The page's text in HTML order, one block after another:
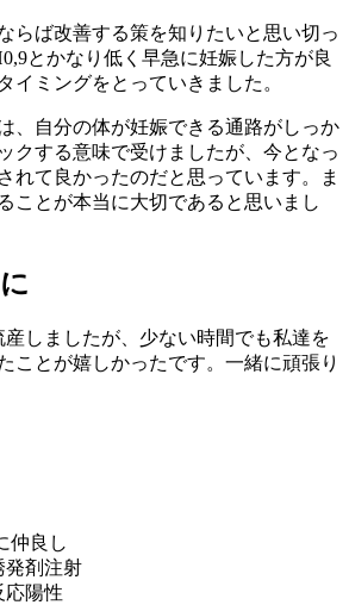
らば改善する策を知りたいと思い切っ
とかなり低く早急に妊娠した方が良
イミングをとっていきました。
、自分の体が妊娠できる通路がしっか
クする意味で受けましたが、今となっ
れて良かったのだと思っています。ま
ことが本当に大切であると思いまし
しましたが、少ない時間でも私達を
ことが嬉しかったです。一緒に頑張り
仲良し
発剤注射
応陽性